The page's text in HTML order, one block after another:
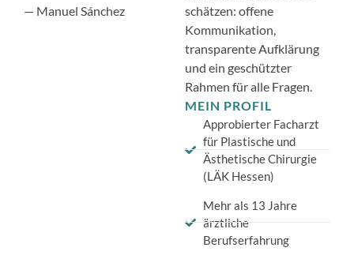
— Manuel Sánchez
schätzen: offene
Kommunikation,
transparente Aufklärung
und ein geschützter
Rahmen für alle Fragen.
MEIN PROFIL
Approbierter Facharzt
für Plastische und
Ästhetische Chirurgie
(LÄK Hessen)
Mehr als 13 Jahre
ärztliche
Berufserfahrung